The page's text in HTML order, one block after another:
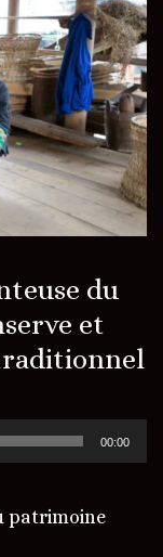
du
et
00:00
patrimoine